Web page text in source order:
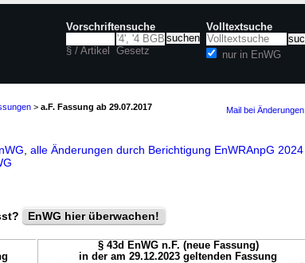
Vorschriftensuche
§ / Artikel Gesetz
Volltextsuche
nur in EnWG
> a.F. Fassung ab 29.07.2017 Mail bei Änderungen
alle Änderungen durch Berichtigung EnWRAnpG 2024
EnWG hier überwachen!
§ 43d EnWG n.F. (neue Fassung)
in der am 29.12.2023 geltenden Fassung